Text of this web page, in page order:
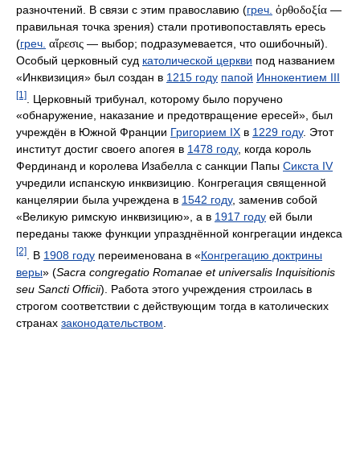
разночтений. В связи с этим православию (греч. ὀρθοδοξία —
правильная точка зрения) стали противопоставлять ересь
(греч. αἵρεσις — выбор; подразумевается, что ошибочный).
Особый церковный суд католической церкви под названием
«Инквизиция» был создан в 1215 году папой Иннокентием III
[1]
. Церковный трибунал, которому было поручено
«обнаружение, наказание и предотвращение ересей», был
учреждён в Южной Франции Григорием IX в 1229 году. Этот
институт достиг своего апогея в 1478 году, когда король
Фердинанд и королева Изабелла с санкции Папы Сикста IV
учредили испанскую инквизицию. Конгрегация священной
канцелярии была учреждена в 1542 году, заменив собой
«Великую римскую инквизицию», а в 1917 году ей были
переданы также функции упразднённой конгрегации индекса
[2] . В 1908 году переименована в «Конгрегацию доктрины
веры» (Sacra congregatio Romanae et universalis Inquisitionis
seu Sancti Officii). Работа этого учреждения строилась в
строгом соответствии с действующим тогда в католических
странах законодательством